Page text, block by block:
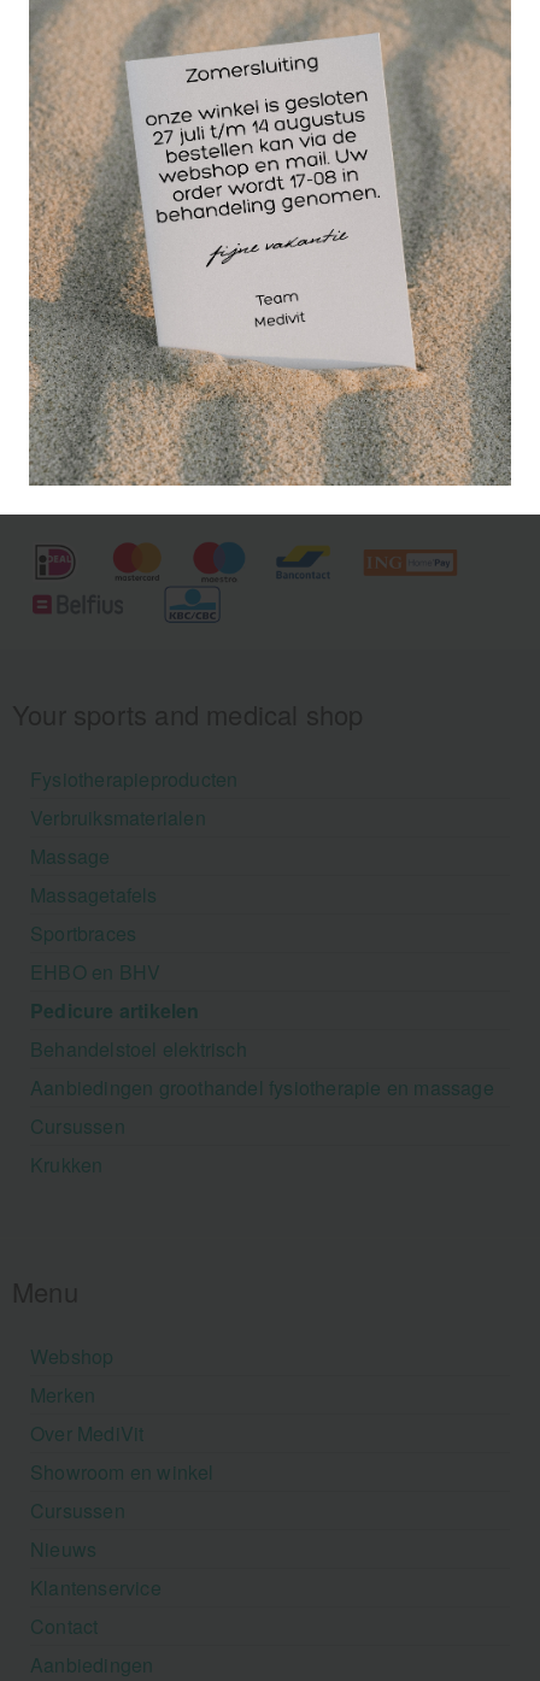
verwijderen van eelt
en het dunner slijpen
van nagels.Alle
fraisen met de vermelding CD voor het nummer, zijn
voorzien van sleufjes in ruitvorm op het
diamantoppervlak. Deze sleufjes zorgen voor een
goede afvoer van de sprayvloeistof en koelen de
huid tijdens de behandeling. Dat wil niet zeggen dat
de frais uitsluitend te gebruiken is voor de
nattechniek.De korrelgrootte is supergrof.
Fysiotherapieproducten
Verbruiksmaterialen
Massage
Massagetafels
Sportbraces
EHBO en BHV
Pedicure artikelen
Behandelstoel elektrisch
Aanbiedingen groothandel fysiotherapie en massage
Cursussen
Krukken
Webshop
Merken
Over MediVit
Showroom en winkel
Cursussen
Nieuws
Klantenservice
Contact
Aanbiedingen